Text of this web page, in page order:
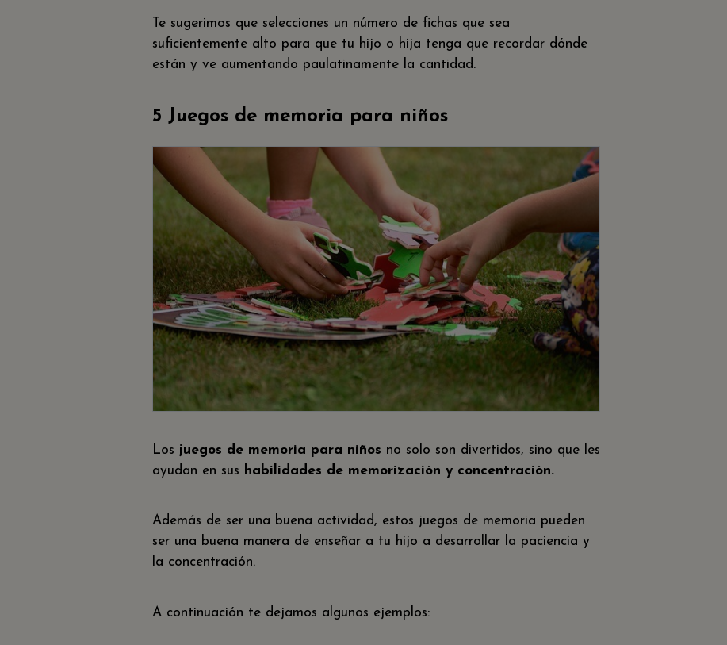
Te sugerimos que selecciones un número de fichas que sea
suficientemente alto para que tu hijo o hija tenga que recordar dónde
están y ve aumentando paulatinamente la cantidad.
5 Juegos de memoria para niños
Los juegos de memoria para niños no solo son divertidos, sino que les
ayudan en sus habilidades de memorización y concentración.
Además de ser una buena actividad, estos juegos de memoria pueden
ser una buena manera de enseñar a tu hijo a desarrollar la paciencia y
la concentración.
A continuación te dejamos algunos ejemplos: